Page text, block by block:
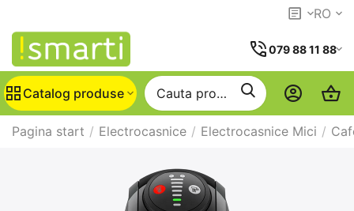
RO
079 88 11 88
Catalog produse
Pagina start / Electrocasnice / Electrocasnice Mici /